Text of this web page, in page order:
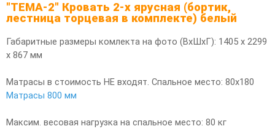
"ТЕМА-2" Кровать 2-х ярусная (бортик,
лестница торцевая в комплекте) белый
Габаритные размеры комлекта на фото (ВхШхГ): 1405 х 2299
х 867 мм
Матрасы в стоимость НЕ входят. Спальное место: 80х180
Матрасы 800 мм
Максим. весовая нагрузка на спальное место: 80 кг